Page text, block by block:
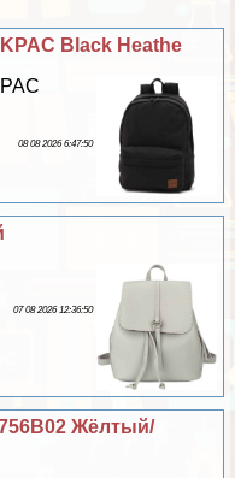
Black Heathe
08 08 2026 6:47:50
07 08 2026 12:36:50
Жёлтый/